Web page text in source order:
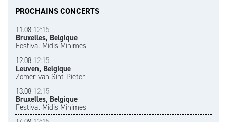
PROCHAINS CONCERTS
11.08 12:15
Bruxelles, Belgique
Festival Midis Minimes
12.08 12:15
Leuven, Belgique
Zomer van Sint-Pieter
13.08 12:15
Bruxelles, Belgique
Festival Midis Minimes